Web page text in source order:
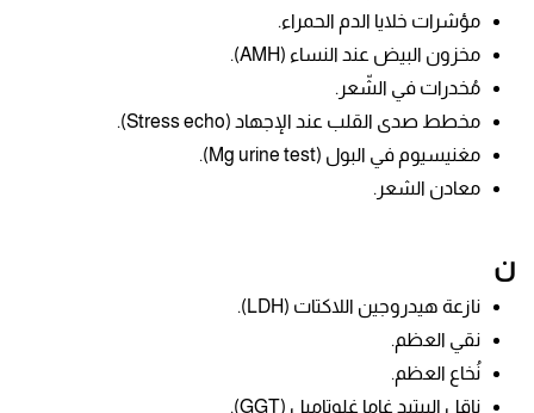
مؤشرات خلايا الدم الحمراء.
مخزون البيض عند النساء (AMH).
مُخدرات في الشّعر.
مخطط صدى القلب عند الإجهاد (Stress echo).
مغنيسيوم في البول (Mg urine test).
معادن الشعر.
ن
نازعة هيدروجين اللاكتات (LDH).
نقي العظم.
نُخاع العظم.
ناقل الببتيد غاما غلوتاميل (GGT).